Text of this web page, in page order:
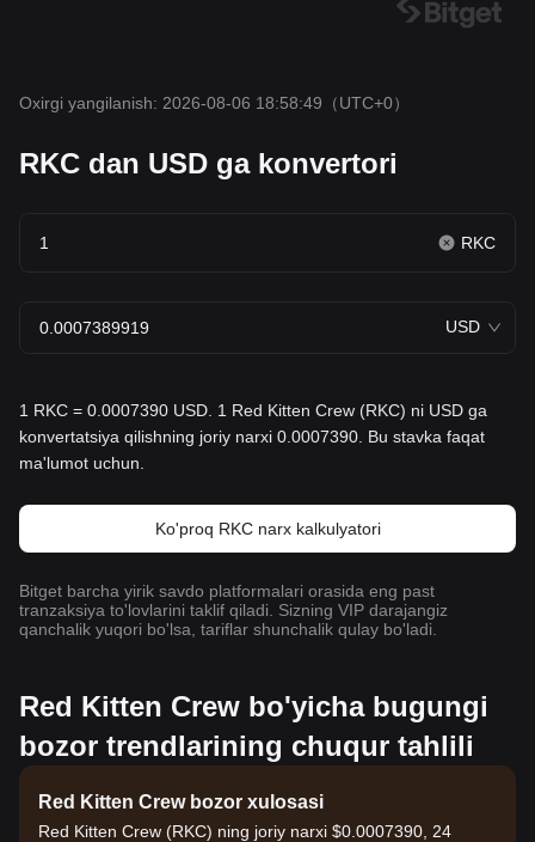
Oxirgi yangilanish: 2026-08-06 18:58:49 （UTC+0）
RKC dan USD ga konvertori
RKC
USD
1 RKC = 0.0007390 USD. 1 Red Kitten Crew (RKC) ni USD ga
konvertatsiya qilishning joriy narxi 0.0007390. Bu stavka faqat
ma'lumot uchun.
Ko'proq RKC narx kalkulyatori
Bitget barcha yirik savdo platformalari orasida eng past
tranzaksiya to'lovlarini taklif qiladi. Sizning VIP darajangiz
qanchalik yuqori bo'lsa, tariflar shunchalik qulay bo'ladi.
Red Kitten Crew bo'yicha bugungi
bozor trendlarining chuqur tahlili
Red Kitten Crew bozor xulosasi
Red Kitten Crew (RKC) ning joriy narxi $0.0007390, 24